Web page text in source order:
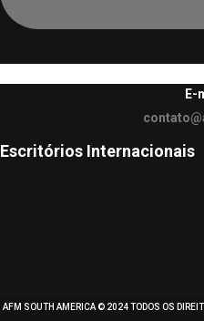
E-
Escritórios Internacionais
AFM SOUTH AMERICA © 2024 TODOS OS